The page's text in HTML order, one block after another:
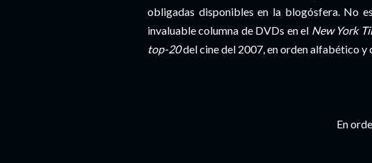
obligadas disponibles en la blogósfera. No
invaluable columna de DVDs en el New York
top-20del cine del 2007, en orden alfabético y
En